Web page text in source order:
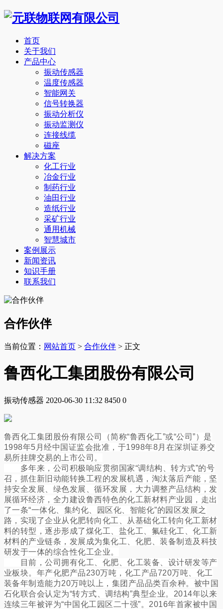
首页
关于我们
产品中心
振动传感器
温度传感器
智能网关
信号转换器
振动分析仪
振动监测仪
连接线缆
磁座
解决方案
化工行业
冶金行业
制药行业
油田行业
造纸行业
采矿行业
通用机械
智慧城市
案例展示
新闻资讯
知识手册
联系我们
合作伙伴
当前位置： 网站首页 > 合作伙伴 > 正文
鲁西化工集团股份有限公司
振动传感器 2020-06-30 11:32 8450 0
鲁西化工集团股份有限公司（简称“鲁西化工”或“公司”）是
1998年5月经中国证监会批准，于1998年8月在深圳证券交
易所挂牌交易的上市公司。
多年来，公司积极响应贯彻国家“调结构、转方式”的号
召，抓住新旧动能转换工程的发展机遇，淘汰落后产能，坚
持安全发展、绿色发展、循环发展，大力调整产品结构，发
展循环经济，全力建设鲁西特色的化工新材料产业园，走出
了一条“一体化、集约化、园区化、智能化”的园区发展之
路，实现了企业从化肥转向化工、从基础化工转向化工新材
料的转型，逐步形成了煤化工、盐化工、氟硅化工、化工新
材料的产业链条，发展成为集化工、化肥、装备制造及科技
研发于一体的综合性化工企业。
目前，公司拥有化工、化肥、化工装备、设计研发等产
业板块。年产化肥产品230万吨，化工产品720万吨、化工
装备年制造能力20万吨以上，集团产品品类百余种。被中国
石化联合会认定为“转方式、调结构”典型企业。2014年以来
连续三年被评为“中国化工园区二十强”。2016年首家被中国